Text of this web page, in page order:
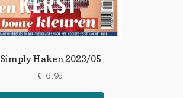
Simply Haken 2023/05
€ 6,95